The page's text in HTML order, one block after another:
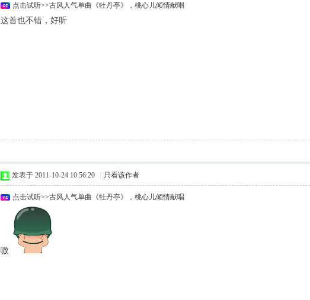
点击试听>>古风人气单曲《牡丹亭》，桃心儿倾情献唱
这首也不错，好听
发表于 2011-10-24 10:56:20 只看该作者
点击试听>>古风人气单曲《牡丹亭》，桃心儿倾情献唱
嗷